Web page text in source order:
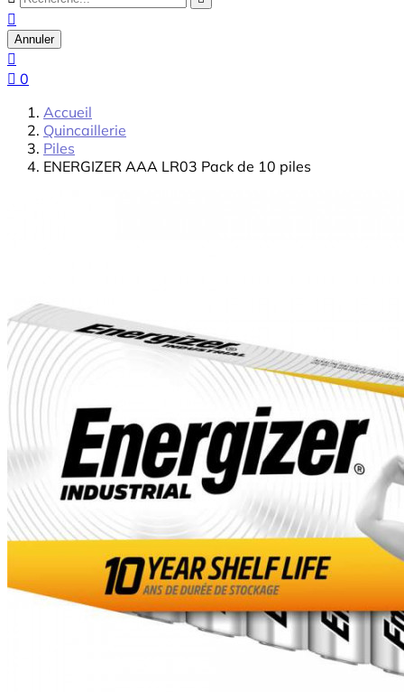

Annuler

 0
Accueil
Quincaillerie
Piles
ENERGIZER AAA LR03 Pack de 10 piles